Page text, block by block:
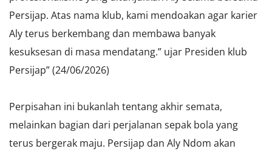
Persijap. Atas nama klub, kami mendoakan agar karier
Aly terus berkembang dan membawa banyak
kesuksesan di masa mendatang.” ujar Presiden klub
Persijap” (24/06/2026)
Perpisahan ini bukanlah tentang akhir semata,
melainkan bagian dari perjalanan sepak bola yang
terus bergerak maju. Persijap dan Aly Ndom akan